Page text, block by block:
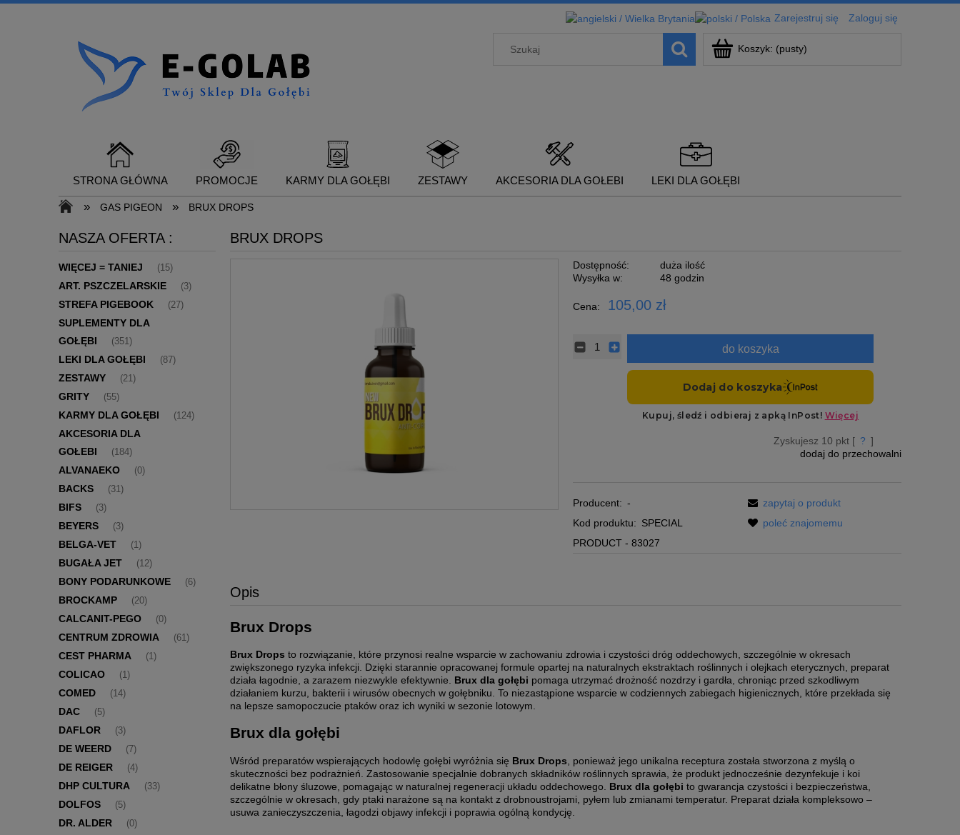
Zarejestruj się Zaloguj się
Koszyk: (pusty)
STRONA GŁÓWNA PROMOCJE KARMY DLA GOŁĘBI ZESTAWY AKCESORIA DLA GOŁEBI LEKI DLA GOŁĘBI
SUPLEMENTY DLA GOŁĘBI KONTAKT
» GAS PIGEON » BRUX DROPS
NASZA OFERTA :
WIĘCEJ = TANIEJ (15)
ART. PSZCZELARSKIE (3)
STREFA PIGEBOOK (27)
SUPLEMENTY DLA
GOŁĘBI
(351)
LEKI DLA GOŁĘBI (87)
ZESTAWY (21)
GRITY (55)
KARMY DLA GOŁĘBI (124)
AKCESORIA DLA
GOŁEBI
(184)
ALVANAEKO (0)
BACKS (31)
BIFS (3)
BEYERS (3)
BELGA-VET (1)
BUGAŁA JET (12)
BONY PODARUNKOWE (6)
BROCKAMP (20)
CALCANIT-PEGO (0)
CENTRUM ZDROWIA (61)
CEST PHARMA (1)
COLICAO (1)
COMED (14)
DAC (5)
DAFLOR (3)
DE WEERD (7)
DE REIGER (4)
DHP CULTURA (33)
DOLFOS (5)
DR. ALDER (0)
BRUX DROPS
Dostępność:
duża ilość
Wysyłka w:
48 godzin
Cena: 105,00 zł
do koszyka
Zyskujesz 10 pkt [ ? ]
dodaj do przechowalni
Producent: -
Kod produktu: SPECIAL
PRODUCT - 83027
zapytaj o produkt
poleć znajomemu
Opis
Brux Drops
Brux Drops to rozwiązanie, które przynosi realne wsparcie w zachowaniu zdrowia i czystości dróg oddechowych, szczególnie w okresach
zwiększonego ryzyka infekcji. Dzięki starannie opracowanej formule opartej na naturalnych ekstraktach roślinnych i olejkach eterycznych, preparat
działa łagodnie, a zarazem niezwykle efektywnie. Brux dla gołębi pomaga utrzymać drożność nozdrzy i gardła, chroniąc przed szkodliwym
działaniem kurzu, bakterii i wirusów obecnych w gołębniku. To niezastąpione wsparcie w codziennych zabiegach higienicznych, które przekłada się
na lepsze samopoczucie ptaków oraz ich wyniki w sezonie lotowym.
Brux dla gołębi
Wśród preparatów wspierających hodowlę gołębi wyróżnia się Brux Drops , ponieważ jego unikalna receptura została stworzona z myślą o
skuteczności bez podrażnień. Zastosowanie specjalnie dobranych składników roślinnych sprawia, że produkt jednocześnie dezynfekuje i koi
delikatne błony śluzowe, pomagając w naturalnej regeneracji układu oddechowego. Brux dla gołębi to gwarancja czystości i bezpieczeństwa,
szczególnie w okresach, gdy ptaki narażone są na kontakt z drobnoustrojami, pyłem lub zmianami temperatur. Preparat działa kompleksowo –
usuwa zanieczyszczenia, łagodzi objawy infekcji i poprawia ogólną kondycję.